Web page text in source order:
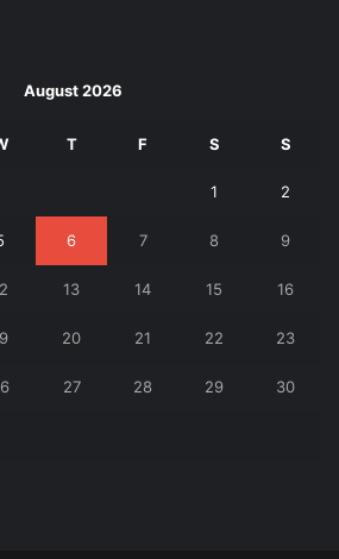
August 2026
T F S S
1 2
6 7 8 9
13 14 15 16
20 21 22 23
27 28 29 30